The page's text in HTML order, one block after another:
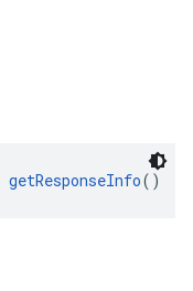
getResponseInfo()